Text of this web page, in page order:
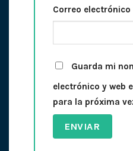
Correo electrónico
Guarda mi
electrónico y web
para la próxima